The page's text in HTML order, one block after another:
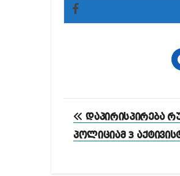
პოსტის
ნავიგაცია
დაპირისპირება
პოლიციამ 3